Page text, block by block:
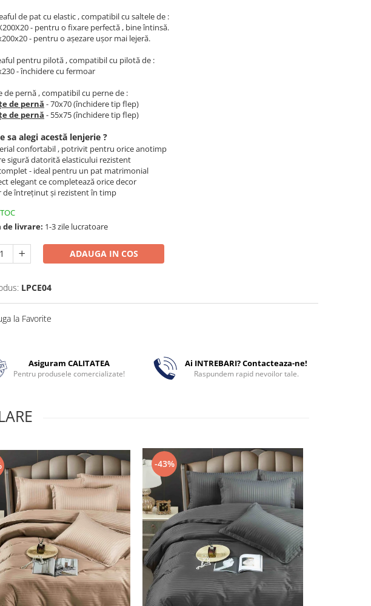
de pat cu elastic , compatibil cu saltele de :
- pentru o fixare perfectă , bine întinsă.
- pentru o așezare ușor mai lejeră.
pentru pilotă , compatibil cu pilotă de :
- închidere cu fermoar
de pernă , compatibil cu perne de :
de pernă - 70x70 (închidere tip flep)
de pernă - 55x75 (închidere tip flep)
sa alegi acestă lenjerie ?
confortabil , potrivit pentru orice anotimp
sigură datorită elasticului rezistent
- ideal pentru un pat matrimonial
elegant ce completează orice decor
de întreținut și rezistent în timp
de livrare: 1-3 zile lucratoare
ADAUGA IN COS
LPCE04
la Favorite
Asiguram CALITATEA
Pentru produsele comercializate!
Ai INTREBARI? Contacteaza-ne!
Raspundem rapid nevoilor tale.
-43%